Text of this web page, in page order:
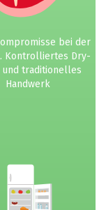
bei der
Kontrolliertes Dry-
und traditionelles
Handwerk